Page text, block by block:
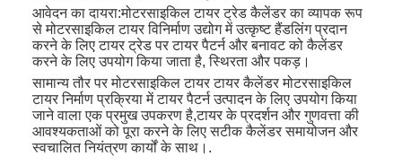
आवेदन का दायरा:मोटरसाइकिल टायर ट्रेड कैलेंडर का व्यापक रूप
से मोटरसाइकिल टायर विनिर्माण उद्योग में उत्कृष्ट हैंडलिंग प्रदान
करने के लिए टायर ट्रेड पर टायर पैटर्न और बनावट को कैलेंडर
करने के लिए उपयोग किया जाता है, स्थिरता और पकड़।
सामान्य तौर पर मोटरसाइकिल टायर टायर कैलेंडर मोटरसाइकिल
टायर निर्माण प्रक्रिया में टायर पैटर्न उत्पादन के लिए उपयोग किया
जाने वाला एक प्रमुख उपकरण है,टायर के प्रदर्शन और गुणवत्ता की
आवश्यकताओं को पूरा करने के लिए सटीक कैलेंडर समायोजन और
स्वचालित नियंत्रण कार्यों के साथ।.